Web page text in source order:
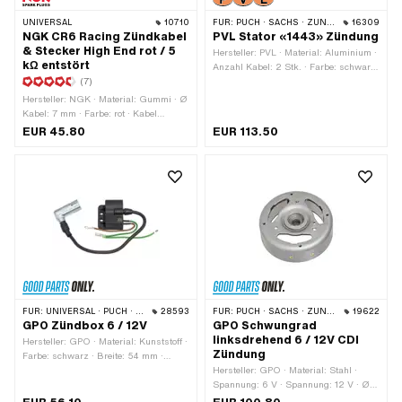
UNIVERSAL 10710
NGK CR6 Racing Zündkabel
& Stecker High End rot / 5
kΩ entstört
(7)
Hersteller: NGK · Material: Gummi · Ø
Kabel: 7 mm · Farbe: rot · Kabel
vorhanden: Ja · Widerstand: 5000 Ω ·
EUR 45.80
FÜR: PUCH · SACHS · ZÜNDAPP BELMONDO · TOMOS · DKW · HERCULES · KREIDLER · ZÜNDAPP · KTM · RIXE 16309
PVL Stator «1443» Zündung
Hersteller: PVL · Material: Aluminium ·
Anzahl Kabel: 2 Stk. · Farbe: schwarz
Anwendungsbereich: Racing ·
EUR 113.50
FÜR: UNIVERSAL · PUCH · SACHS · ZÜNDAPP BELMONDO 28593
GPO Zündbox 6 / 12V
Hersteller: GPO · Material: Kunststoff ·
Farbe: schwarz · Breite: 54 mm ·
Befestigungspunkte: 2 Stk. ·
FÜR: PUCH · SACHS · ZÜNDAPP BELMONDO 19622
GPO Schwungrad
linksdrehend 6 / 12V CDI
Zündung
Hersteller: GPO · Material: Stahl ·
Spannung: 6 V · Spannung: 12 V · Ø
Schwungrad innen: 90.9 mm ·